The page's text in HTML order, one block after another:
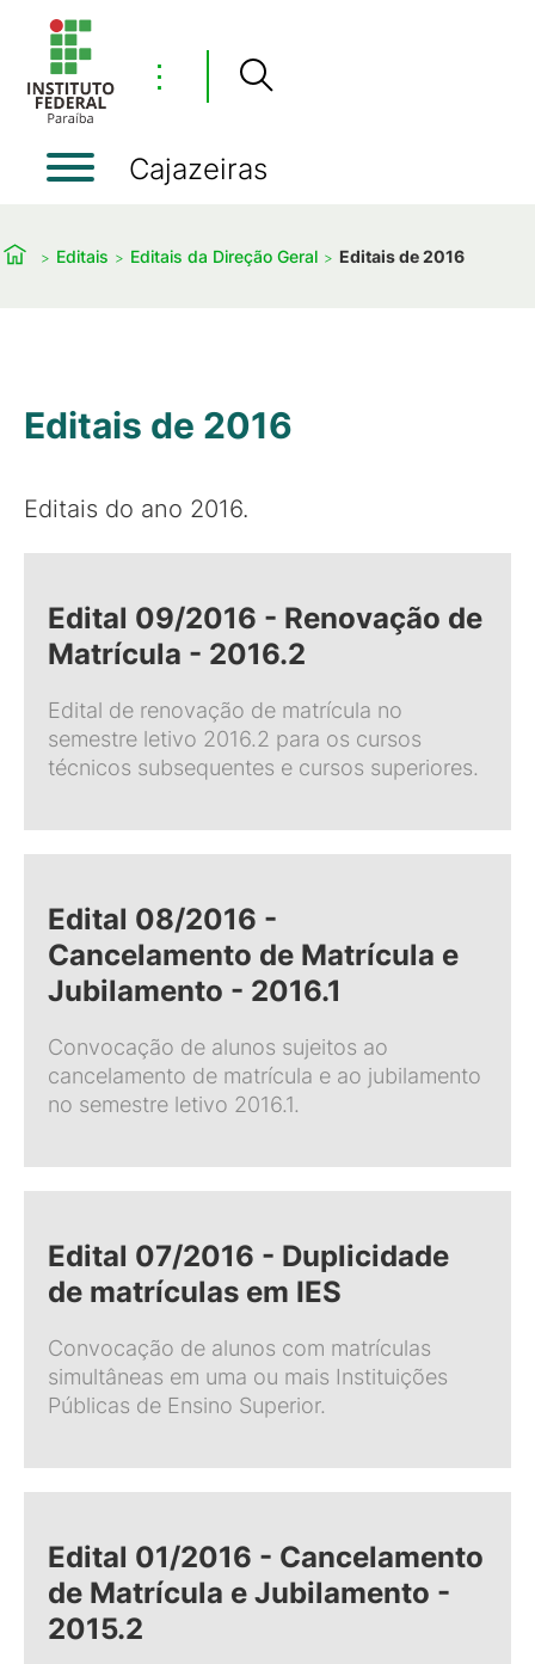
⋮
Cajazeiras
Editais Editais da Direção Geral Editais de 2016
Editais de 2016
Editais do ano 2016.
Edital 09/2016 - Renovação de
Matrícula - 2016.2
Edital de renovação de matrícula no
semestre letivo 2016.2 para os cursos
técnicos subsequentes e cursos superiores.
Edital 08/2016 -
Cancelamento de Matrícula e
Jubilamento - 2016.1
Convocação de alunos sujeitos ao
cancelamento de matrícula e ao jubilamento
no semestre letivo 2016.1.
Edital 07/2016 - Duplicidade
de matrículas em IES
Convocação de alunos com matrículas
simultâneas em uma ou mais Instituições
Públicas de Ensino Superior.
Edital 01/2016 - Cancelamento
de Matrícula e Jubilamento -
2015.2